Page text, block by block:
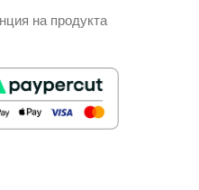
на продукта